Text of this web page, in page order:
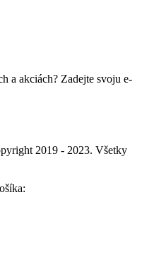
a akciách? Zadejte svoju e-
2019 - 2023. Všetky